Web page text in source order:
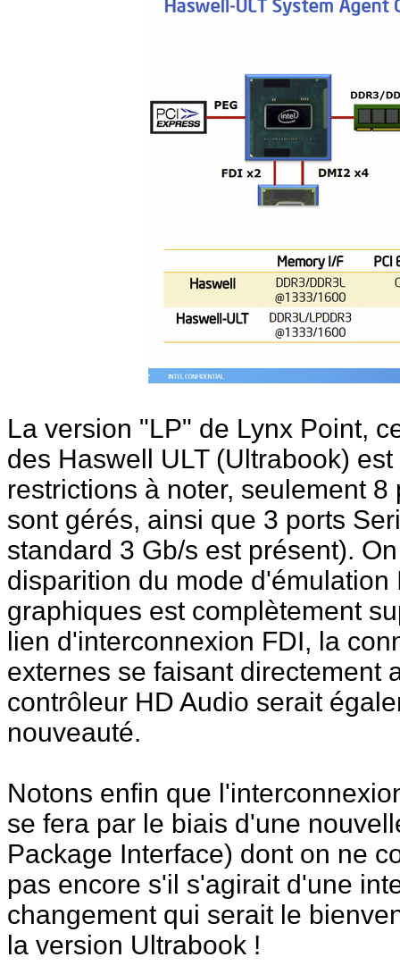
La version "LP" de Lynx Point,
des Haswell ULT (Ultrabook)
restrictions à noter, seulement
sont gérés, ainsi que 3 ports
standard 3 Gb/s est présent).
disparition du mode
graphiques est complètement
lien d'interconnexion FDI, la
externes se faisant directement
contrôleur HD Audio serait
nouveauté.
Notons enfin que
se fera par le biais d'une
Package Interface) dont on ne
pas encore s'il s'agirait d'une
changement qui serait le
la version Ultrabook !